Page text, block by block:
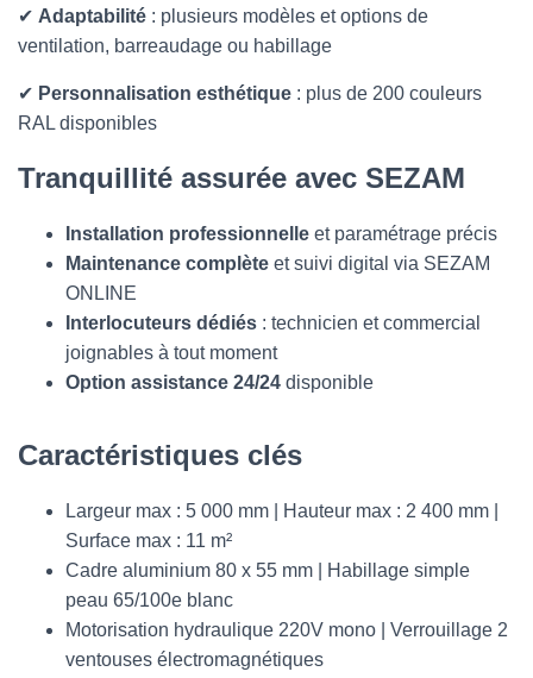
✔ Adaptabilité : plusieurs modèles et options de
ventilation, barreaudage ou habillage
✔ Personnalisation esthétique : plus de 200 couleurs
RAL disponibles
Tranquillité assurée avec SEZAM
Installation professionnelle et paramétrage précis
Maintenance complète et suivi digital via SEZAM
ONLINE
Interlocuteurs dédiés : technicien et commercial
joignables à tout moment
Option assistance 24/24 disponible
Caractéristiques clés
Largeur max : 5 000 mm | Hauteur max : 2 400 mm |
Surface max : 11 m²
Cadre aluminium 80 x 55 mm | Habillage simple
peau 65/100e blanc
Motorisation hydraulique 220V mono | Verrouillage 2
ventouses électromagnétiques